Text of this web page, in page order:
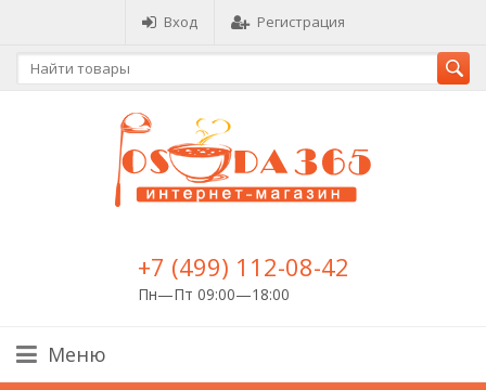
Вход Регистрация
+7 (499) 112-08-42
Пн—Пт 09:00—18:00
Меню